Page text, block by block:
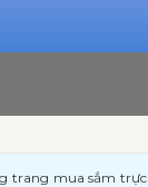
mua sắm